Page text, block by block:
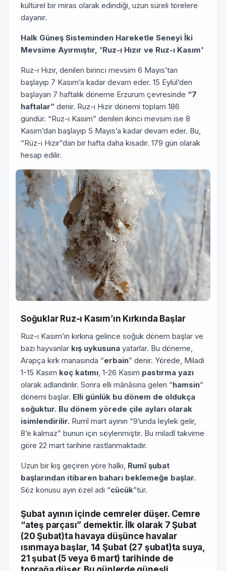
kültürel bir miras olarak edindiği, uzun süreli törelere
dayanır.
Halk Güneş Sisteminden Hareketle Seneyi İki
Mevsime Ayırmıştır, 'Ruz-ı Hızır ve Ruz-ı Kasım'
Ruz-ı Hızır, denilen birinci mevsim 6 Mayıs’tan
başlayıp 7 Kasım’a kadar devam eder. 15 Eylül’den
başlayan 7 haftalık döneme Erzurum çevresinde “7
haftalar” denir. Ruz-ı Hızır dönemi toplam 186
gündür. “Ruz-ı Kasım” denilen ikinci mevsim ise 8
Kasım’dan başlayıp 5 Mayıs’a kadar devam eder. Bu,
“Rüz-ı Hızır”dan bir hafta daha kısadır. 179 gün olarak
hesap edilir.
Soğuklar Ruz-ı Kasım’ın Kırkında Başlar
Ruz-ı Kasım’ın kırkına gelince soğuk dönem başlar ve
bazı hayvanlar kış uykusuna yatarlar. Bu döneme,
Arapça kırk manasında “erbain” denir. Yörede, Miladi
1-15 Kasım koç katımı, 1-26 Kasım pastırma yazı
olarak adlandırılır. Sonra elli mânâsına gelen “hamsin“
dönemi başlar. Elli günlük bu dönem de oldukça
soğuktur. Bu dönem yörede çile ayları olarak
isimlendirilir. Rumî mart ayının “9’unda leylek gelir,
8’e kalmaz” bunun için söylenmiştir. Bu miladî takvime
göre 22 mart tarihine rastlanmaktadır.
Uzun bir kış geçiren yöre halkı, Rumî şubat
başlarından itibaren baharı beklemeğe başlar.
Söz konusu ayın özel adı “cücük”tür.
Şubat ayının içinde cemreler düşer. Cemre
“ateş parçası” demektir. İlk olarak 7 Şubat
(20 Şubat)ta havaya düşünce havalar
ısınmaya başlar, 14 Şubat (27 şubat)ta suya,
21 şubat (5 veya 6 mart) tarihinde de